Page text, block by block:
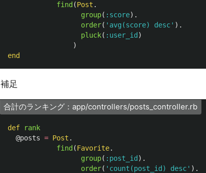
find (Post .
group( :score).
order( 'avg(score) desc' ).
pluck( :user_id )
)
end
補足
合計のランキング：app/controllers/posts_controller.rb
def
rank
@posts = Post .
find (Favorite.
group( :post_id ).
order( 'count(post_id) desc' ).